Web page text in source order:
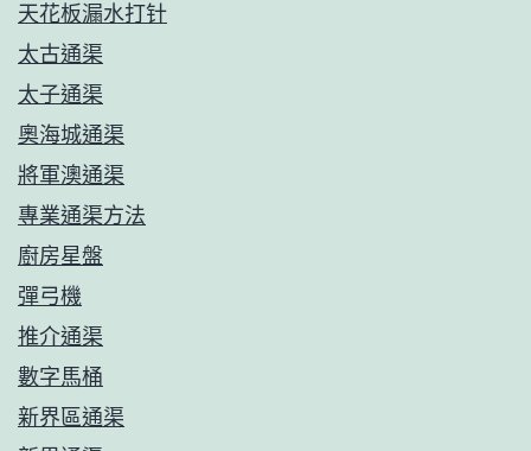
天花板漏水打针
太古通渠
太子通渠
奧海城通渠
將軍澳通渠
專業通渠方法
廚房星盤
彈弓機
推介通渠
數字馬桶
新界區通渠